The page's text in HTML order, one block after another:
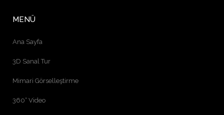
MENÜ
Ana Sayfa
3D Sanal Tur
Mimari Görselleştirme
360° Video